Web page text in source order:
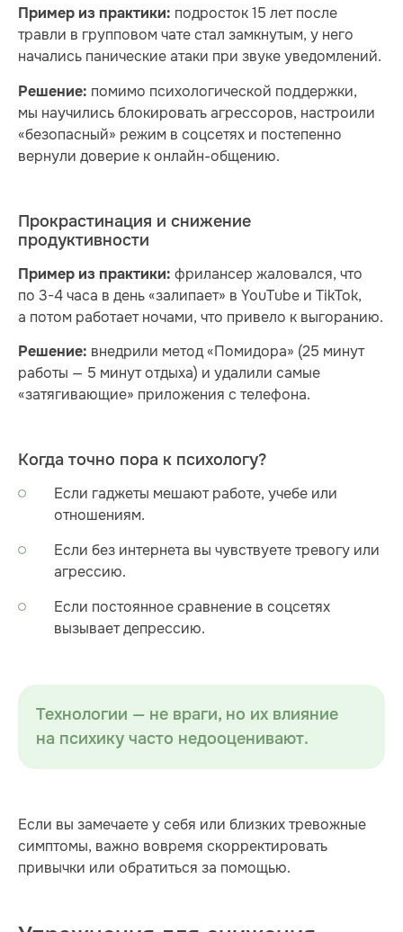
Пример из практики: подросток 15 лет после
травли в групповом чате стал замкнутым, у него
начались панические атаки при звуке уведомлений.
Решение: помимо психологической поддержки,
мы научились блокировать агрессоров, настроили
«безопасный» режим в соцсетях и постепенно
вернули доверие к онлайн-общению.
Прокрастинация и снижение
продуктивности
Пример из практики: фрилансер жаловался, что
по 3-4 часа в день «залипает» в YouTube и TikTok,
а потом работает ночами, что привело к выгоранию.
Решение: внедрили метод «Помидора» (25 минут
работы — 5 минут отдыха) и удалили самые
«затягивающие» приложения с телефона.
Когда точно пора к психологу?
Если гаджеты мешают работе, учебе или
отношениям.
Если без интернета вы чувствуете тревогу или
агрессию.
Если постоянное сравнение в соцсетях
вызывает депрессию.
Технологии — не враги, но их влияние
на психику часто недооценивают.
Если вы замечаете у себя или близких тревожные
симптомы, важно вовремя скорректировать
привычки или обратиться за помощью.